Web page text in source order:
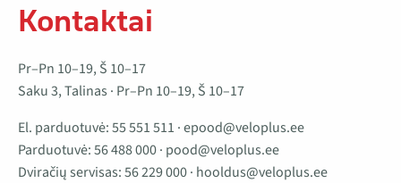
Kontaktai
Pr–Pn 10–19, Š 10–17
Saku 3, Talinas · Pr–Pn 10–19, Š 10–17
El. parduotuvė:55 551 511 ·epood@veloplus.ee
Parduotuvė:56 488 000· pood@veloplus.ee
Dviračių servisas:56 229 000· hooldus@veloplus.ee